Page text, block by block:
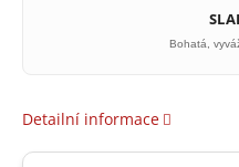
Bohatá,
Detailní informace